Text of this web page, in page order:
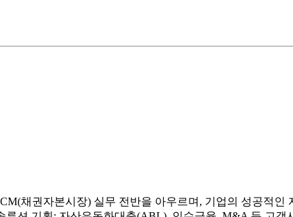
채권자본시장) 실무 전반을 아우르며, 기업의 성공적인